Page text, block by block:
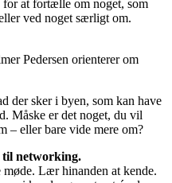
at fortælle om noget, som
ved noget særligt om.
Pedersen orienterer om
der sker i byen, som kan have
Måske er det noget, du vil
– eller bare vide mere om?
til networking.
Lær hinanden at kende.